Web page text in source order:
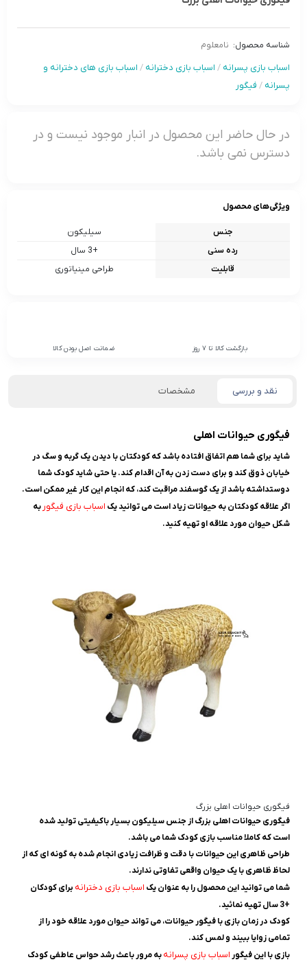
شناسه محصول: نامعلوم
اسباب بازی پسرانه / اسباب بازی دخترانه / اسباب بازی های دخترانه و
پسرانه / فیگور
در حال حاضر این محصول در انبار موجود نیست و در
دسترس نمی باشد.
ویژگی‌های محصول
جنس
سیلیکون
رده سنی
+3 سال
قابلیت
طراحی مینیاتوری
بازگشت کالا تا 7 روز ضمانت اصل بودن کالا
نقد و بررسی مشخصات
فیگوری حیوانات اهلی
شاید برای شما هم اتفاق افتاده باشد که کودکتان با دیدن یک گربه و سگ در
خیابان ذوق کند و برای دست زدن به آن اقدام کند. یا حتی شاید کودک شما
دوستداشته باشد از یک گوسفند مراقبت کند، که انجام این کار غیر ممکن است.
اگر علاقه کودکتان به حیوانات زیاد است می توانید یک اسباب بازی فیگور به
شکل حیوان مورد علاقه او تهیه کنید.
فیگوری حیوانات اهلی بزرگ
فیگوری حیوانات اهلی بزرگ از جنس سیلیکون بسیار باکیفیتی تولید شده
است که کاملا مناسب بازی کودک شما می باشد.
طراحی ظاهری این حیوانات با دقت و ظرافت زیادی انجام شده به گونه ای که از
لحاظ ظاهری با یک حیوان واقعی تفاوتی ندارند.
شما می توانید این محصول را به عنوان یک اسباب بازی دخترانه برای کودکان
+3 سال تهیه نمائید.
کودک در زمان بازی با فیگور حیوانات، می تواند حیوان مورد علاقه خود را از
تمامی زوایا ببیند و لمس کند.
بازی با این فیگور اسباب بازی پسرانهبه مرور باعث رشد حواس عاطفی کودک